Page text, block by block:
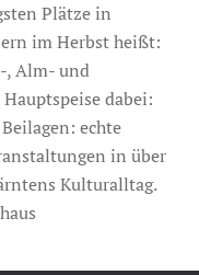
Plätze in
im Herbst heißt:
, Alm- und
dabei:
echte
in über
Kulturalltag.